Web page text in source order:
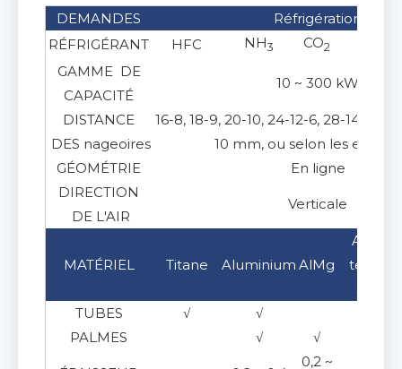
DEMANDES
Réfrigération
RÉFRIGÉRANT
HFC NH3 CO2
GAMME DE
CAPACITÉ
10 ~ 300 kW
DISTANCE
DES nageoires
16-8, 18-9, 20-10, 24-12-6, 28-14-7,
10 mm, ou selon les
GÉOMÉTRIE
En ligne
DIRECTION
DE L'AIR
Verticale
MATÉRIEL Titane Aluminium AlMg
Acier
teinté
304
TUBES √ √
PALMES
√ √
0,2 ~